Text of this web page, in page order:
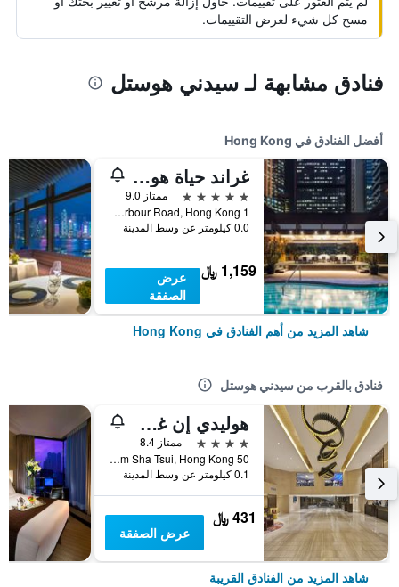
مسح كل شيء لعرض التقييمات.
فنادق مشابهة لـ سيدني هوستل
أفضل الفنادق في Hong Kong
غراند حياة هونغ كونغ
5 نجوم
ممتاز 9.0
1 Harbour Road, Hong Kong, هونغ كونغ
0.0 كيلومتر عن وسط المدينة
1,159 ﷼
عرض
الصفقة
شاهد المزيد من أهم الفنادق في Hong Kong
فنادق بالقرب من سيدني هوستل
هوليدي إن غولدن مايل
4 نجوم
ممتاز 8.4
50 Nathan Road Tsim Sha Tsui, Hong Kong, هونغ كونغ
0.1 كيلومتر عن وسط المدينة
431 ﷼
عرض الصفقة
شاهد المزيد من الفنادق القريبة